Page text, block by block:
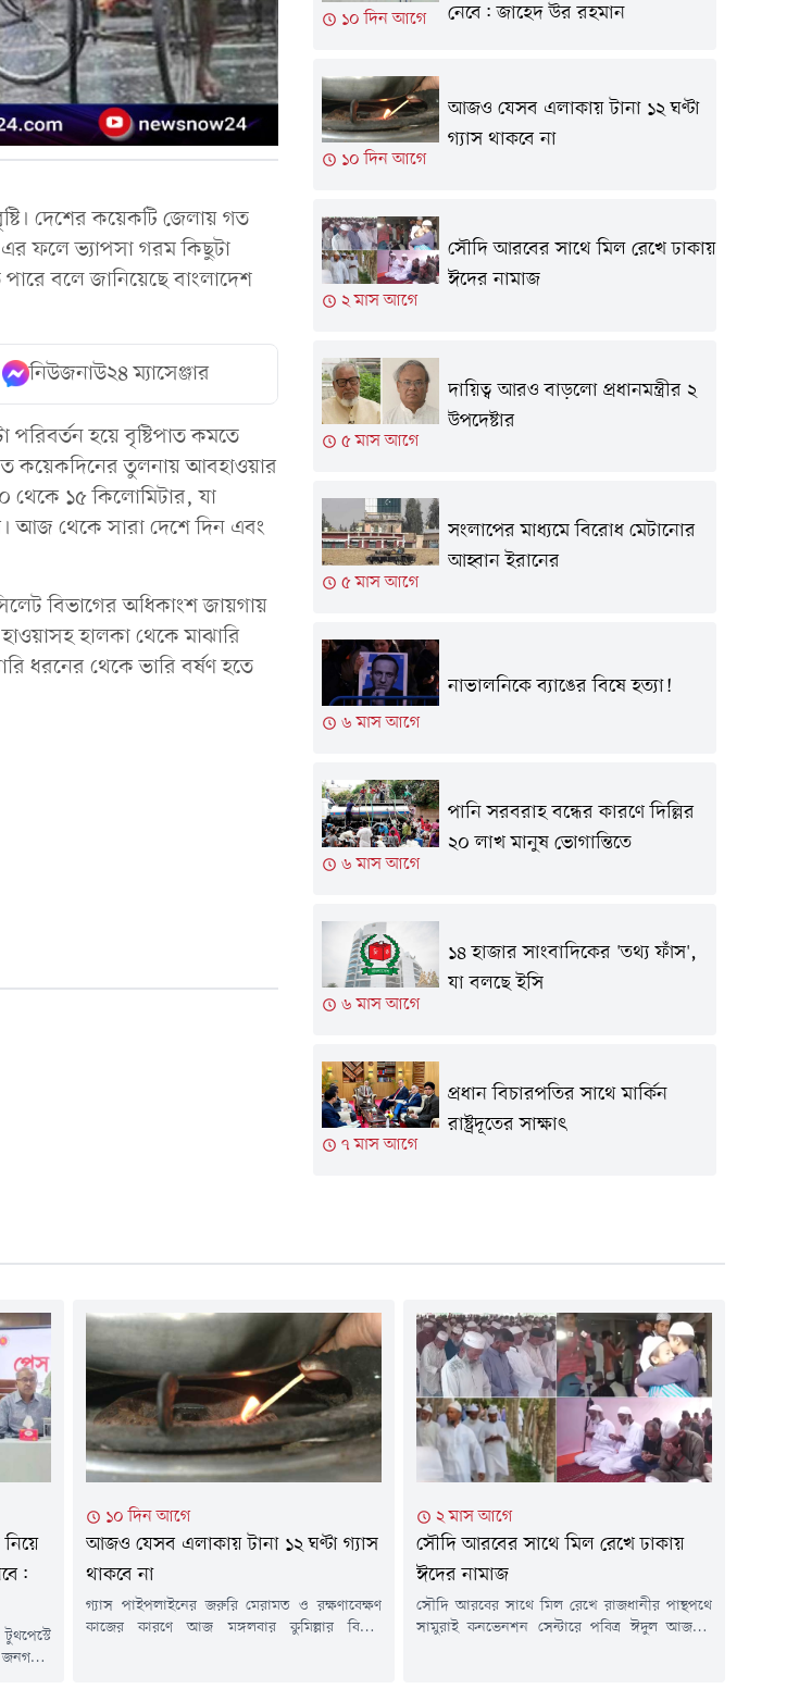
দেশের কয়েকটি জেলায় গত
এর ফলে ভ্যাপসা গরম কিছুটা
বলে জানিয়েছে বাংলাদেশ
নিউজনাউ২৪ ম্যাসেঞ্জার
হয়ে বৃষ্টিপাত কমতে
কয়েকদিনের তুলনায় আবহাওয়ার
থেকে ১৫ কিলোমিটার, যা
আজ থেকে সারা দেশে দিন এবং
বিভাগের অধিকাংশ জায়গায়
হালকা থেকে মাঝারি
ধরনের থেকে ভারি বর্ষণ হতে
১০ দিন আগে নেবে: জাহেদ উর রহমান
১০ দিন আগে
আজও যেসব এলাকায় টানা ১২ ঘণ্টা
গ্যাস থাকবে না
২ মাস আগে
সৌদি আরবের সাথে মিল রেখে ঢাকায়
ঈদের নামাজ
৫ মাস আগে
দায়িত্ব আরও বাড়লো প্রধানমন্ত্রীর ২
উপদেষ্টার
৫ মাস আগে
সংলাপের মাধ্যমে বিরোধ মেটানোর
আহ্বান ইরানের
৬ মাস আগে
নাভালনিকে ব্যাঙের বিষে হত্যা!
৬ মাস আগে
পানি সরবরাহ বন্ধের কারণে দিল্লির
২০ লাখ মানুষ ভোগান্তিতে
৬ মাস আগে
১৪ হাজার সাংবাদিকের 'তথ্য ফাঁস',
যা বলছে ইসি
৭ মাস আগে
প্রধান বিচারপতির সাথে মার্কিন
রাষ্ট্রদূতের সাক্ষাৎ
নিয়ে
১০ দিন আগে
আজও যেসব এলাকায় টানা ১২ ঘণ্টা গ্যাস
থাকবে না
গ্যাস পাইপলাইনের জরুরি মেরামত ও রক্ষণাবেক্ষণ
কাজের কারণে আজ মঙ্গলবার কুমিল্লার বিভিন্ন
২ মাস আগে
সৌদি আরবের সাথে মিল রেখে ঢাকায়
ঈদের নামাজ
সৌদি আরবের সাথে মিল রেখে রাজধানীর পান্থপথে
সামুরাই কনভেনশন সেন্টারে পবিত্র ঈদুল আজহার